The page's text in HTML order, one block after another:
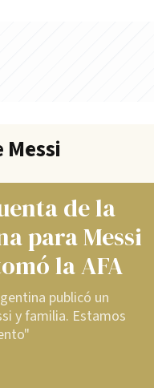
de la
para Messi
la AFA
publicó un
y familia. Estamos